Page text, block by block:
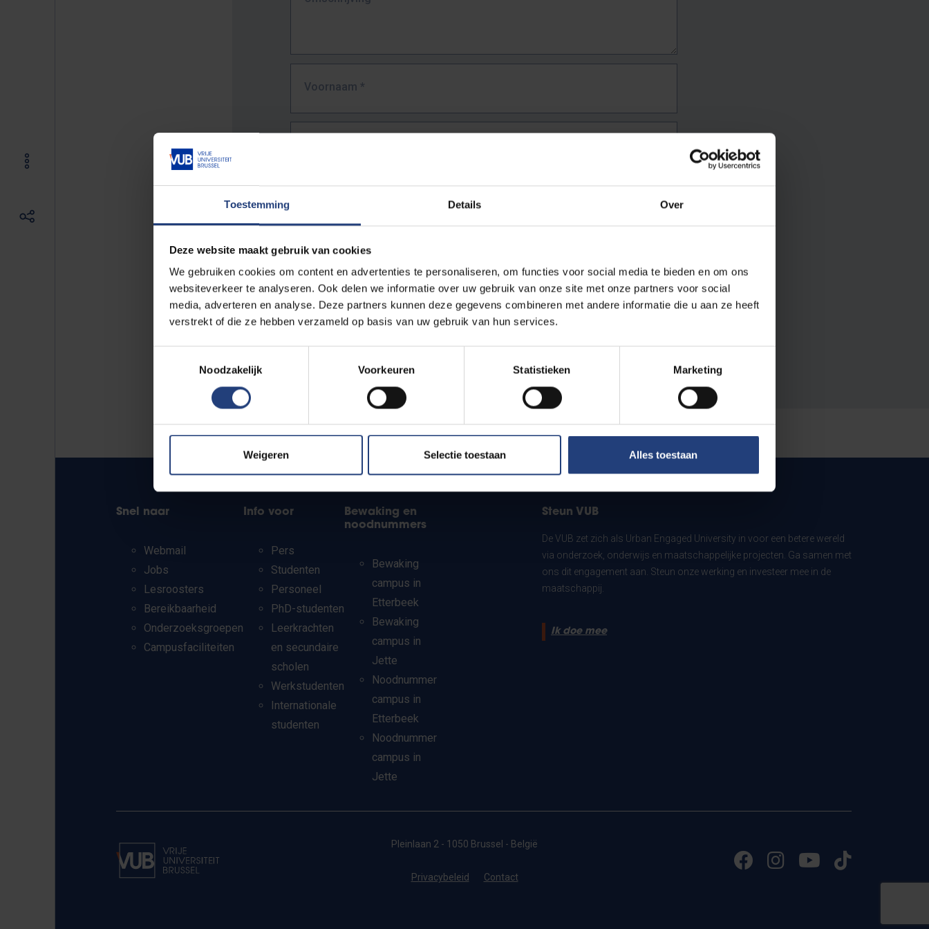
Toestemming Details Over
Deze website maakt gebruik van cookies
We gebruiken cookies om content en advertenties te personaliseren, om functies voor social media te bieden en om ons
websiteverkeer te analyseren. Ook delen we informatie over uw gebruik van onze site met onze partners voor social
media, adverteren en analyse. Deze partners kunnen deze gegevens combineren met andere informatie die u aan ze heeft
verstrekt of die ze hebben verzameld op basis van uw gebruik van hun services.
Noodzakelijk
Voorkeuren Statistieken Marketing
Weigeren Selectie toestaan Alles toestaan
Voornaam *
URL*
De volledige URL van de pagina waar je de fout zag.
Bv. https://www.vub.be/nl/studeren-aan-de-vub/alle-opleidingen
Snel naar
Webmail
Jobs
Lesroosters
Bereikbaarheid
Onderzoeksgroepen
Campusfaciliteiten
Info voor
Pers
Studenten
Personeel
PhD-studenten
Leerkrachten
en secundaire
scholen
Werkstudenten
Internationale
studenten
Bewaking en
noodnummers
Bewaking
campus in
Etterbeek
Bewaking
campus in
Jette
Noodnummer
campus in
Etterbeek
Noodnummer
campus in
Jette
Steun VUB
De VUB zet zich als Urban Engaged University in voor een betere wereld
via onderzoek, onderwijs en maatschappelijke projecten. Ga samen met
ons dit engagement aan. Steun onze werking en investeer mee in de
maatschappij.
Ik doe mee
Pleinlaan 2 - 1050 Brussel - België
Privacybeleid Contact